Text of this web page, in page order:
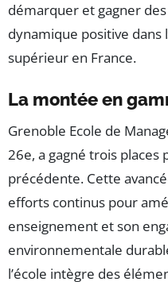
démarquer et gagner
dynamique positive dans
supérieur en France.
La montée en
Grenoble Ecole de
26e, a gagné trois places
précédente. Cette
efforts continus pour
enseignement et son
environnementale
l’école intègre des